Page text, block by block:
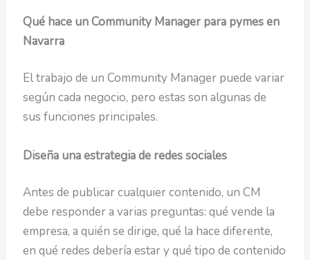
Qué hace un Community Manager para pymes en
Navarra
El trabajo de un Community Manager puede variar
según cada negocio, pero estas son algunas de
sus funciones principales.
Diseña una estrategia de redes sociales
Antes de publicar cualquier contenido, un CM
debe responder a varias preguntas: qué vende la
empresa, a quién se dirige, qué la hace diferente,
en qué redes debería estar y qué tipo de contenido